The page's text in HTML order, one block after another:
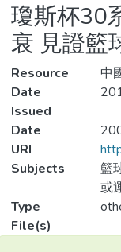
Statistics
瓊斯杯30
衰 見證籃
Resource
中
Date
Issued
Date
URI
Subjects
籃
或
Type
File(s)